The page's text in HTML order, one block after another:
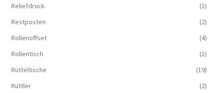
Reliefdruck
(1)
Restposten
(2)
Rollenoffset
(4)
Rollentisch
(1)
Rütteltische
(19)
Rüttler
(2)